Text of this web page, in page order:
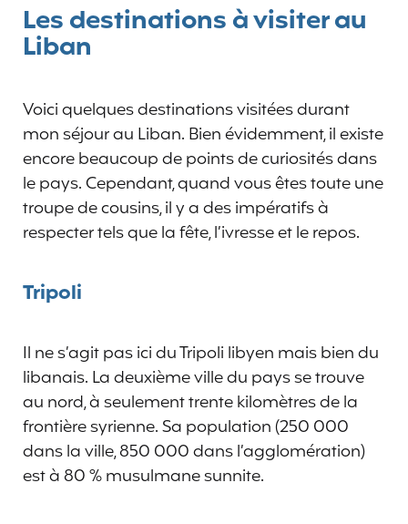
Les destinations à visiter au
Liban
Voici quelques destinations visitées durant
mon séjour au Liban. Bien évidemment, il existe
encore beaucoup de points de curiosités dans
le pays. Cependant, quand vous êtes toute une
troupe de cousins, il y a des impératifs à
respecter tels que la fête, l’ivresse et le repos.
Tripoli
Il ne s’agit pas ici du Tripoli libyen mais bien du
libanais. La deuxième ville du pays se trouve
au nord, à seulement trente kilomètres de la
frontière syrienne. Sa population (250 000
dans la ville, 850 000 dans l’agglomération)
est à 80 % musulmane sunnite.